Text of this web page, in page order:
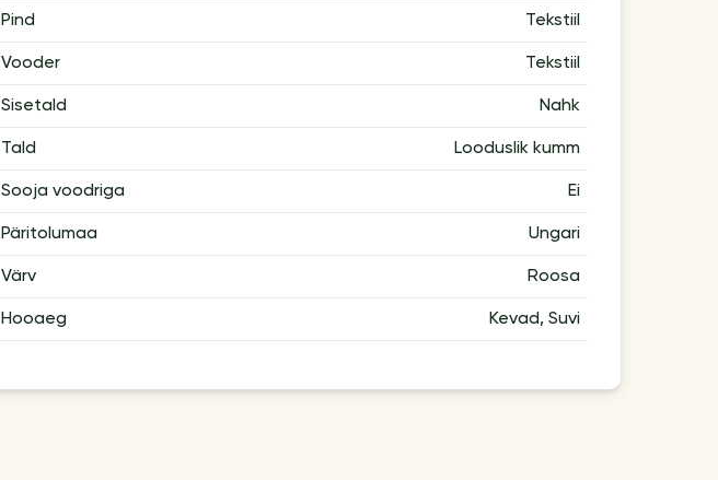
Pind Tekstiil
Vooder Tekstiil
Sisetald Nahk
Tald Looduslik kumm
Sooja voodriga Ei
Päritolumaa Ungari
Värv Roosa
Hooaeg Kevad, Suvi